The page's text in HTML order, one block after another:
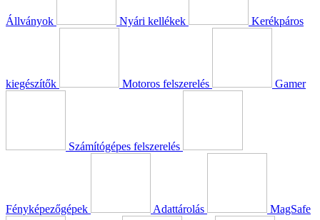
Állványok Nyári kellékek Kerékpáros
kiegészítők Motoros felszerelés Gamer
Számítógépes felszerelés
Fényképezőgépek Adattárolás MagSafe